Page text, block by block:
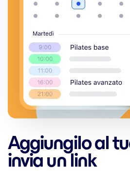
Aggiungilo al
invia un link